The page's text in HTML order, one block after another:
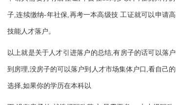
子,连续缴纳-年社保,再考一本高级技 工证就可以申请高
技能人才落户。
以上就是关于人才引进落户的总结,有房子的话可以落户
到房理,没房子的可以落户到人才市场集体户口,看自己的
选择,如果你的学历在本科以